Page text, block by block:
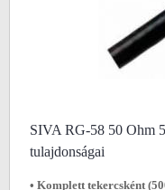
SIVA RG-58 50 Ohm
tulajdonságai
• Komplett tekercsként